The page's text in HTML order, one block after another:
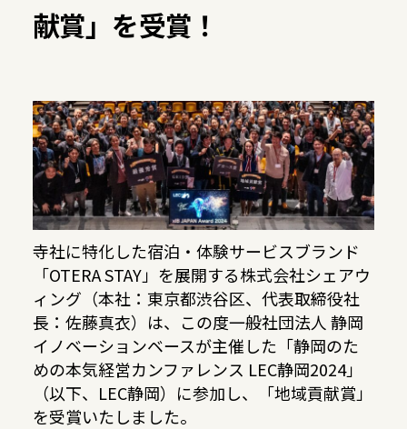
献賞」を受賞！
寺社に特化した宿泊・体験サービスブランド
「OTERA STAY」を展開する株式会社シェアウ
ィング（本社：東京都渋谷区、代表取締役社
長：佐藤真衣）は、この度一般社団法人 静岡
イノベーションベースが主催した「静岡のた
めの本気経営カンファレンス LEC静岡2024」
（以下、LEC静岡）に参加し、「地域貢献賞」
を受賞いたしました。